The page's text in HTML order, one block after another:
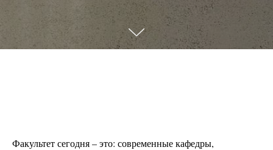
Факультет сегодня – это: современные кафедры,